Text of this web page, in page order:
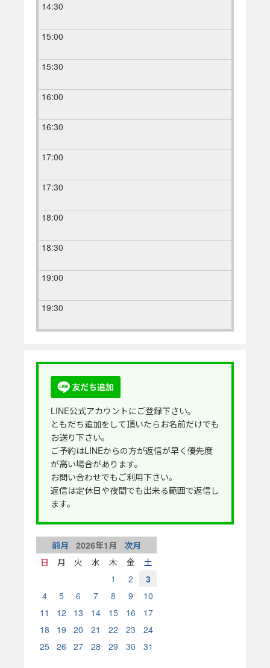
14:30
15:00
15:30
16:00
16:30
17:00
17:30
18:00
18:30
19:00
19:30
LINE公式アカウントにご登録下さい。
ともだち追加をして頂いたらお名前だけでも
お送り下さい。
ご予約はLINEからの方が返信が早く優先度
が高い場合があります。
お問い合わせでもご利用下さい。
返信は定休日や夜間でも出来る範囲で返信し
ます。
前月 2026年1月
次月
日
月 火 水 木 金
土
1
2
3
4
5 6 7 8 9
10
11
12 13 14 15 16
17
18
19 20 21 22 23
24
25 26 27 28 29 30 31